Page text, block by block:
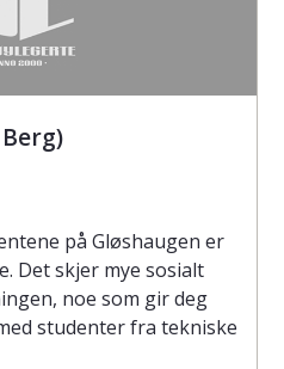
på Gløshaugen er
Det skjer mye sosialt
noe som gir deg
studenter fra tekniske